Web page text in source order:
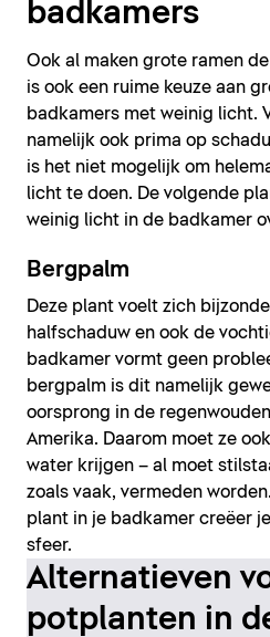
badkamers
Ook al maken grote ramen
is ook een ruime keuze aan
badkamers met weinig licht.
namelijk ook prima op
is het niet mogelijk om
licht te doen. De volgende
weinig licht in de badkamer
Bergpalm
Deze plant voelt zich
halfschaduw en ook de
badkamer vormt geen
bergpalm is dit namelijk
oorsprong in de
Amerika. Daarom moet ze
water krijgen – al moet
zoals vaak, vermeden
plant in je badkamer creëer
sfeer.
Alternatieven
potplanten in